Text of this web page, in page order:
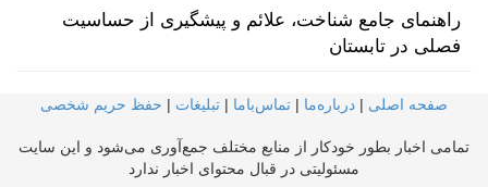
راهنمای جامع شناخت، علائم و پیشگیری از حساسیت
فصلی در تابستان
صفحه اصلی | درباره‌ما | تماس‌با‌ما | تبلیغات | حفظ حریم شخصی
تمامی اخبار بطور خودکار از منابع مختلف جمع‌آوری می‌شود و این سایت
مسئولیتی در قبال محتوای اخبار ندارد